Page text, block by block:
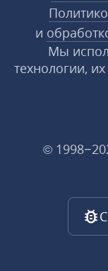
и
Мы
технологии,
©